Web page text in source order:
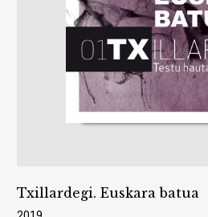
Txillardegi. Euskara batua